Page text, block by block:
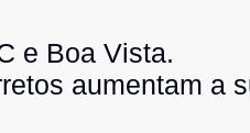
e Boa Vista.
aumentam a